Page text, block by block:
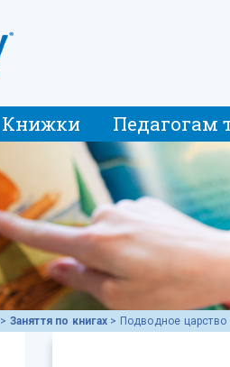
Книжки Педагогам
> Заняття по книгах > Подводное царство